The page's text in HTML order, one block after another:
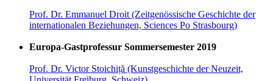
Prof. Dr. Emmanuel Droit (Zeitgenössische Geschichte der
internationalen Beziehungen, Sciences Po Strasbourg)
Europa-Gastprofessur Sommersemester 2019
Prof. Dr. Victor Stoichiță (Kunstgeschichte der Neuzeit,